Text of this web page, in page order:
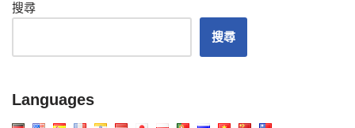
搜尋
搜尋
Languages